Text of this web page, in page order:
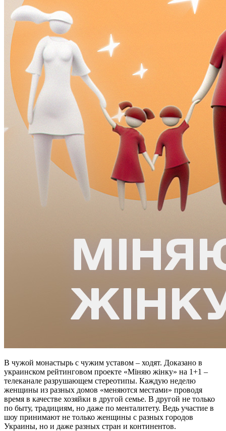
В чужой монастырь с чужим уставом – ходят. Доказано в
украинском рейтинговом проекте «Міняю жінку» на 1+1 –
телеканале разрушающем стереотипы. Каждую неделю
женщины из разных домов «меняются местами» проводя
время в качестве хозяйки в другой семье. В другой не только
по быту, традициям, но даже по менталитету. Ведь участие в
шоу принимают не только женщины с разных городов
Украины, но и даже разных стран и континентов.